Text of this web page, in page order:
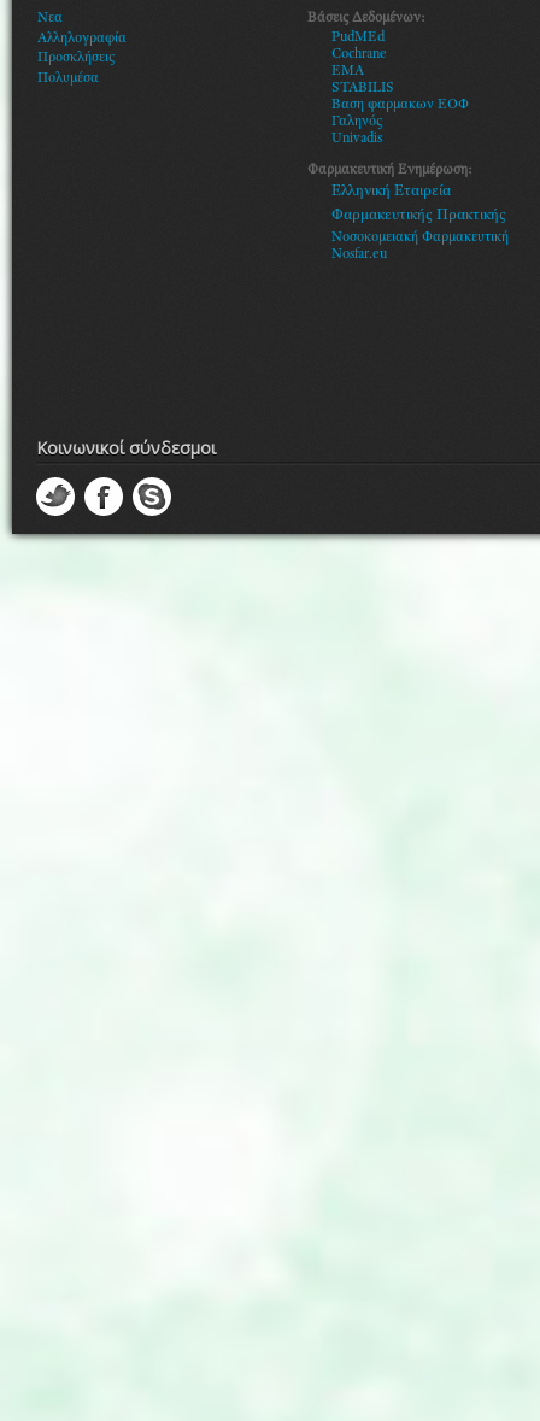
Νεα
Αλληλογραφία
Προσκλήσεις
Πολυμέσα
Βάσεις Δεδομένων:
PudMEd
Cochrane
EMA
STABILIS
Βαση φαρμακων ΕΟΦ
Γαληνός
Univadis
Φαρμακευτική Ενημέρωση:
Ελληνική Εταιρεία
Φαρμακευτικής Πρακτικής
Νοσοκομειακή Φαρμακευτική
Nosfar.eu
Κοινωνικοί σύνδεσμοι